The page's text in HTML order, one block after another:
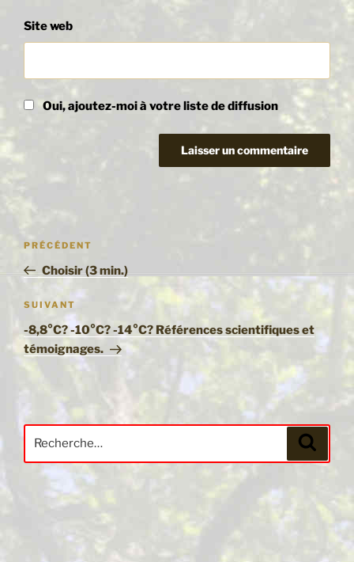
Site web
Oui, ajoutez-moi à votre liste de diffusion
Navigation
l’article
Article
précédent
PRÉCÉDENT
Choisir (3 min.)
Article
suivant
SUIVANT
-8,8°C? -10°C? -14°C? Références scientifiques et
témoignages.
pour